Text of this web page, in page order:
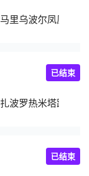
马里乌波尔凤凰
扎波罗热米塔路
已结束
已结束